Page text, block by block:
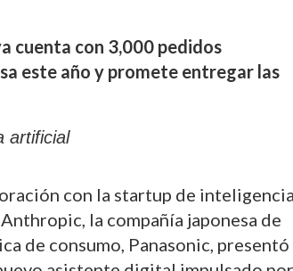
cuenta con 3,000 pedidos
este año y promete entregar las
artificial
con la startup de inteligencia
la compañía japonesa de
de consumo, Panasonic, presentó